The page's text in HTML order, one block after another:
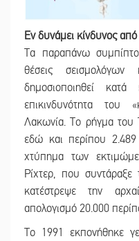
Εν δυνάμει κίνδυνος
Τα παραπάνω
θέσεις
δημοσιοποιηθεί
επικινδυνότητα του
Λακωνία. Το ρήγμα του
εδώ και περίπου 2.489
χτύπημα των
Ρίχτερ, που
κατέστρεψε την
απολογισμό 20.000
Το 1991 εκπονήθηκε